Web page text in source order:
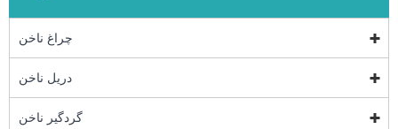
چراغ ناخن
دریل ناخن
گردگیر ناخن